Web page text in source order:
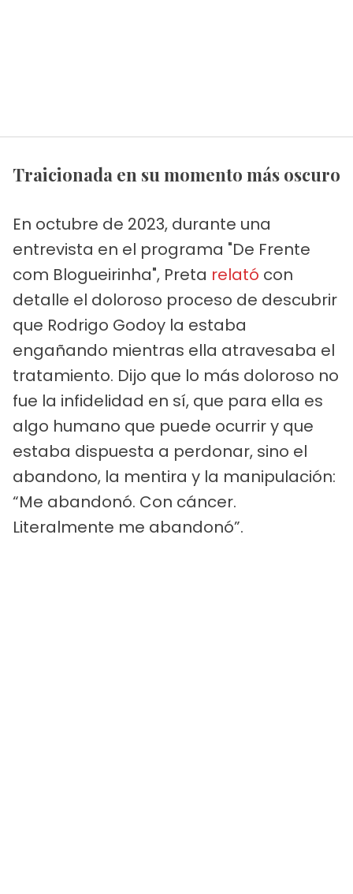
Traicionada en su momento más oscuro
En octubre de 2023, durante una
entrevista en el programa "De Frente
com Blogueirinha", Preta relató con
detalle el doloroso proceso de descubrir
que Rodrigo Godoy la estaba
engañando mientras ella atravesaba el
tratamiento. Dijo que lo más doloroso no
fue la infidelidad en sí, que para ella es
algo humano que puede ocurrir y que
estaba dispuesta a perdonar, sino el
abandono, la mentira y la manipulación:
“Me abandonó. Con cáncer.
Literalmente me abandonó”.